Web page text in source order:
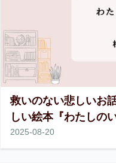
2025-08-20
救いのない悲しいお
しい絵本『わたしの